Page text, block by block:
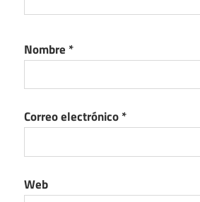
Nombre *
Correo electrónico*
Web